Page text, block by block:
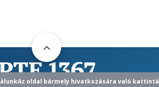
Az oldal bármely hivatkozására való